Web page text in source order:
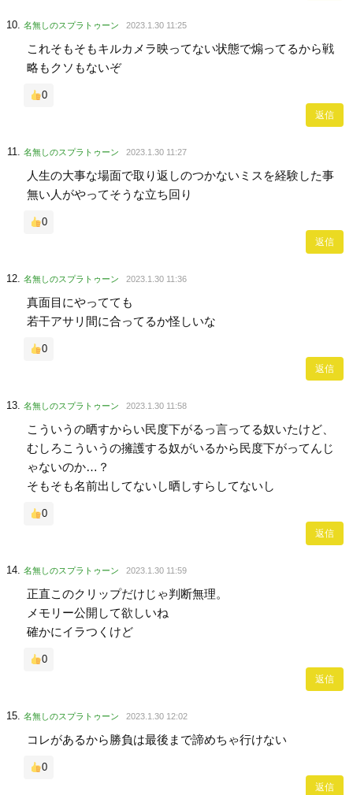
名無しのスプラトゥーン 2023.1.30 11:25
これそもそもキルカメラ映ってない状態で煽ってるから戦
略もクソもないぞ
0
返信
名無しのスプラトゥーン 2023.1.30 11:27
人生の大事な場面で取り返しのつかないミスを経験した事
無い人がやってそうな立ち回り
0
返信
名無しのスプラトゥーン 2023.1.30 11:36
真面目にやってても
若干アサリ間に合ってるか怪しいな
0
返信
名無しのスプラトゥーン 2023.1.30 11:58
こういうの晒すからい民度下がるっ言ってる奴いたけど、
むしろこういうの擁護する奴がいるから民度下がってんじ
ゃないのか…？
そもそも名前出してないし晒しすらしてないし
0
返信
名無しのスプラトゥーン 2023.1.30 11:59
正直このクリップだけじゃ判断無理。
メモリー公開して欲しいね
確かにイラつくけど
0
返信
名無しのスプラトゥーン 2023.1.30 12:02
コレがあるから勝負は最後まで諦めちゃ行けない
0
返信